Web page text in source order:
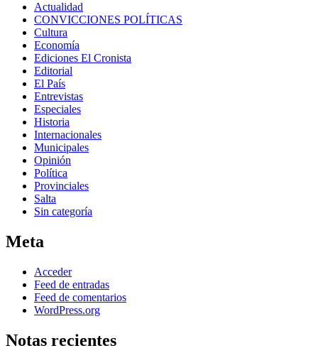
Actualidad
CONVICCIONES POLÍTICAS
Cultura
Economía
Ediciones El Cronista
Editorial
El País
Entrevistas
Especiales
Historia
Internacionales
Municipales
Opinión
Política
Provinciales
Salta
Sin categoría
Meta
Acceder
Feed de entradas
Feed de comentarios
WordPress.org
Notas recientes